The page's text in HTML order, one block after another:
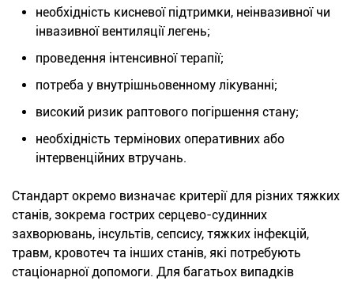
необхідність кисневої підтримки, неінвазивної чи
інвазивної вентиляції легень;
проведення інтенсивної терапії;
потреба у внутрішньовенному лікуванні;
високий ризик раптового погіршення стану;
необхідність термінових оперативних або
інтервенційних втручань.
Стандарт окремо визначає критерії для різних тяжких
станів, зокрема гострих серцево-судинних
захворювань, інсультів, сепсису, тяжких інфекцій,
травм, кровотеч та інших станів, які потребують
стаціонарної допомоги. Для багатьох випадків